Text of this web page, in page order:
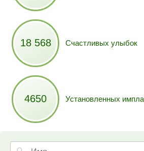
18 568 Счастливых улыбок
4650 Установленных